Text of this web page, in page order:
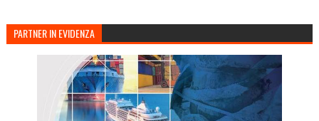
PARTNER IN EVIDENZA